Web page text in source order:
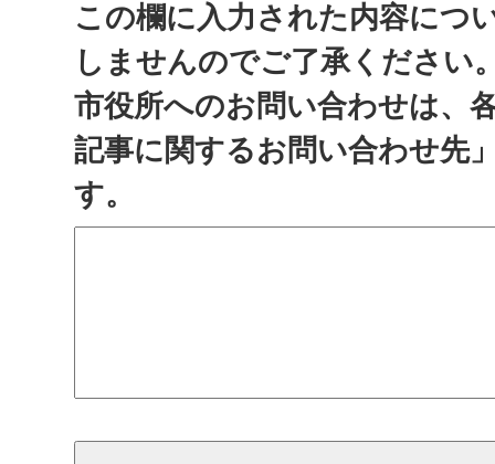
この欄に入力された内容につ
しませんのでご了承ください
市役所へのお問い合わせは、
記事に関するお問い合わせ先
す。